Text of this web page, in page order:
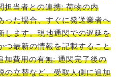
担当者との連携: 荷物の内
った場合、すぐに発送業者へ
します。現地通関での遅延を
つ最新の情報を記載すること
加費用の有無: 通関完了後の
の立替など、受取人側に追加